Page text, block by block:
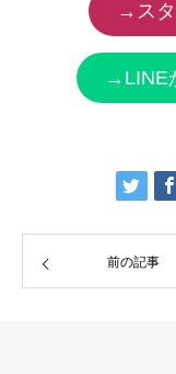
→スタ
→LINE
前の記事